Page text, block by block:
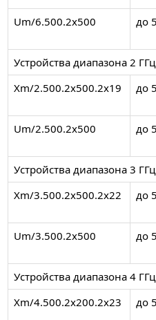
Um/6.500.2x500 до
Устройства диапазона 2 ГГц
Xm/2.500.2x500.2x19
до
Um/2.500.2x500 до
Устройства диапазона 3 ГГц
Xm/3.500.2x500.2x22
до
Um/3.500.2x500 до
Устройства диапазона 4 ГГц
Xm/4.500.2x200.2x23
до